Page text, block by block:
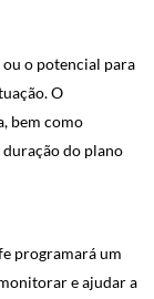
o potencial para
O
bem como
do plano
programará um
e ajudar a